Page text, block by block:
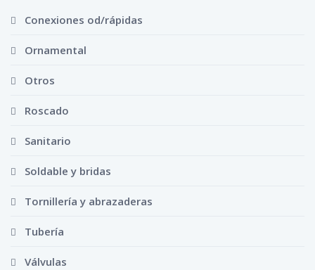
Conexiones od/rápidas
Ornamental
Otros
Roscado
Sanitario
Soldable y bridas
Tornillería y abrazaderas
Tubería
Válvulas